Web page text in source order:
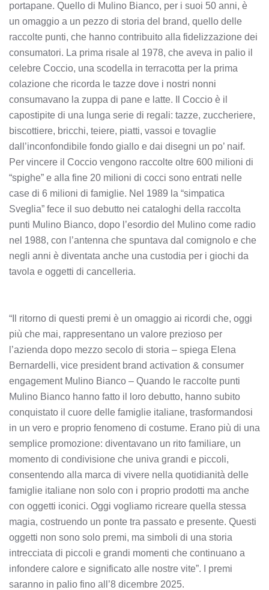
portapane. Quello di Mulino Bianco, per i suoi 50 anni, è
un omaggio a un pezzo di storia del brand, quello delle
raccolte punti, che hanno contribuito alla fidelizzazione dei
consumatori. La prima risale al 1978, che aveva in palio il
celebre Coccio, una scodella in terracotta per la prima
colazione che ricorda le tazze dove i nostri nonni
consumavano la zuppa di pane e latte. Il Coccio è il
capostipite di una lunga serie di regali: tazze, zuccheriere,
biscottiere, bricchi, teiere, piatti, vassoi e tovaglie
dall’inconfondibile fondo giallo e dai disegni un po’ naif.
Per vincere il Coccio vengono raccolte oltre 600 milioni di
“spighe” e alla fine 20 milioni di cocci sono entrati nelle
case di 6 milioni di famiglie. Nel 1989 la “simpatica
Sveglia” fece il suo debutto nei cataloghi della raccolta
punti Mulino Bianco, dopo l’esordio del Mulino come radio
nel 1988, con l’antenna che spuntava dal comignolo e che
negli anni è diventata anche una custodia per i giochi da
tavola e oggetti di cancelleria.
“Il ritorno di questi premi è un omaggio ai ricordi che, oggi
più che mai, rappresentano un valore prezioso per
l’azienda dopo mezzo secolo di storia – spiega Elena
Bernardelli, vice president brand activation & consumer
engagement Mulino Bianco – Quando le raccolte punti
Mulino Bianco hanno fatto il loro debutto, hanno subito
conquistato il cuore delle famiglie italiane, trasformandosi
in un vero e proprio fenomeno di costume. Erano più di una
semplice promozione: diventavano un rito familiare, un
momento di condivisione che univa grandi e piccoli,
consentendo alla marca di vivere nella quotidianità delle
famiglie italiane non solo con i proprio prodotti ma anche
con oggetti iconici. Oggi vogliamo ricreare quella stessa
magia, costruendo un ponte tra passato e presente. Questi
oggetti non sono solo premi, ma simboli di una storia
intrecciata di piccoli e grandi momenti che continuano a
infondere calore e significato alle nostre vite”. I premi
saranno in palio fino all’8 dicembre 2025.